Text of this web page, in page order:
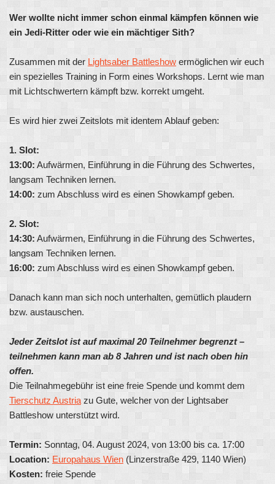
Wer wollte nicht immer schon einmal kämpfen können wie
ein Jedi-Ritter oder wie ein mächtiger Sith?
Zusammen mit der Lightsaber Battleshow ermöglichen wir euch
ein spezielles Training in Form eines Workshops. Lernt wie man
mit Lichtschwertern kämpft bzw. korrekt umgeht.
Es wird hier zwei Zeitslots mit identem Ablauf geben:
1. Slot:
13:00: Aufwärmen, Einführung in die Führung des Schwertes,
langsam Techniken lernen.
14:00: zum Abschluss wird es einen Showkampf geben.
2. Slot:
14:30: Aufwärmen, Einführung in die Führung des Schwertes,
langsam Techniken lernen.
16:00: zum Abschluss wird es einen Showkampf geben.
Danach kann man sich noch unterhalten, gemütlich plaudern
bzw. austauschen.
Jeder Zeitslot ist auf maximal 20 Teilnehmer begrenzt –
teilnehmen kann man ab 8 Jahren und ist nach oben hin
offen.
Die Teilnahmegebühr ist eine freie Spende und kommt dem
Tierschutz Austria zu Gute, welcher von der Lightsaber
Battleshow unterstützt wird.
Termin: Sonntag, 04. August 2024, von 13:00 bis ca. 17:00
Location: Europahaus Wien (Linzerstraße 429, 1140 Wien)
Kosten: freie Spende